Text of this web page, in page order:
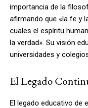
importancia de la
afirmando que «la fe y
cuales el espíritu
la verdad». Su visión
universidades y
El Legado
El legado educativo de